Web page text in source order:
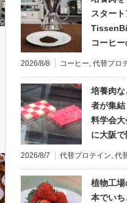
スター
コーヒ
2026/8/8 コーヒー 代替プロ
培養肉
者が集
料学会
に大阪
2026/8/7 代替プロテイン 代
植物工
本でい